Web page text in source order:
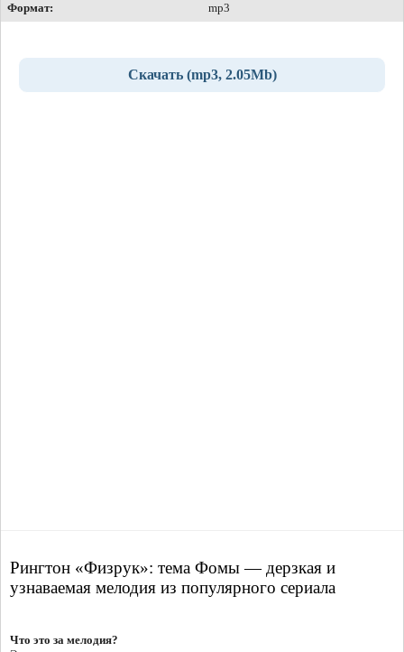
Формат:
mp3
Скачать (mp3, 2.05Mb)
Рингтон «Физрук»: тема Фомы — дерзкая и
узнаваемая мелодия из популярного сериала
Что это за мелодия?